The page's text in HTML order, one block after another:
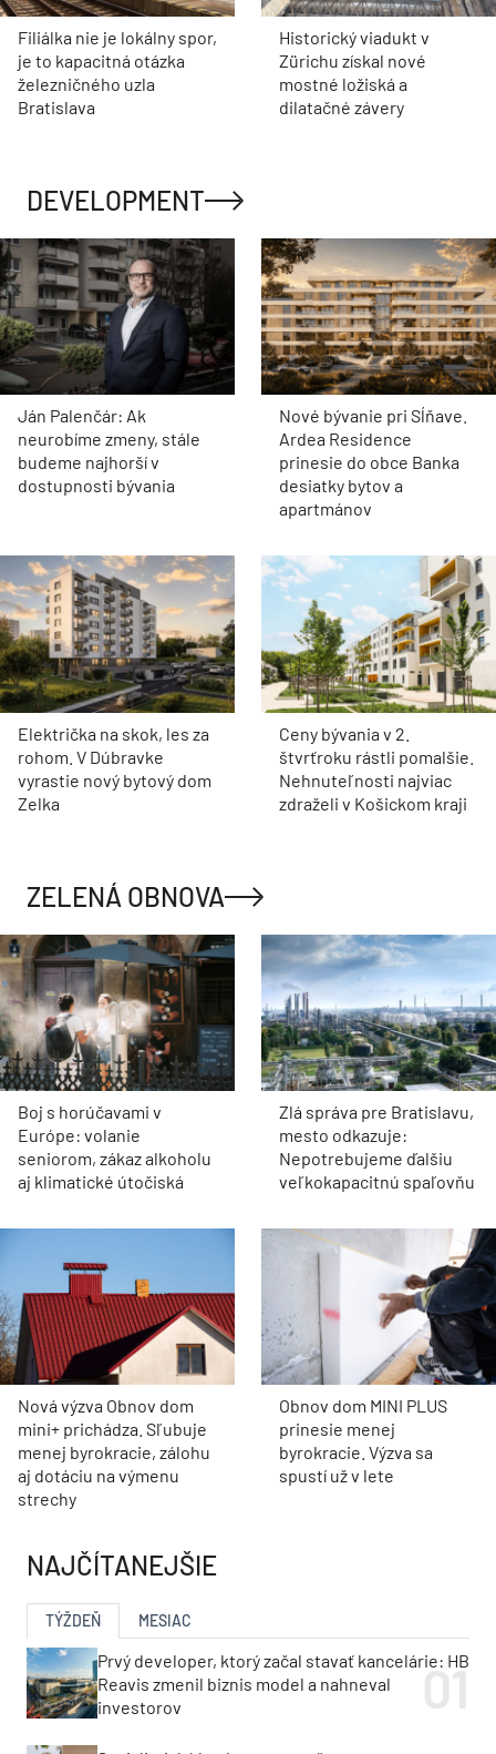
Filiálka nie je lokálny spor,
je to kapacitná otázka
železničného uzla
Bratislava
Historický viadukt v
Zürichu získal nové
mostné ložiská a
dilatačné závery
DEVELOPMENT
Ján Palenčár: Ak
neurobíme zmeny, stále
budeme najhorší v
dostupnosti bývania
Nové bývanie pri Sĺňave.
Ardea Residence
prinesie do obce Banka
desiatky bytov a
apartmánov
Električka na skok, les za
rohom. V Dúbravke
vyrastie nový bytový dom
Zelka
Ceny bývania v 2.
štvrťroku rástli pomalšie.
Nehnuteľnosti najviac
zdraželi v Košickom kraji
ZELENÁ OBNOVA
Boj s horúčavami v
Európe: volanie
seniorom, zákaz alkoholu
aj klimatické útočiská
Zlá správa pre Bratislavu,
mesto odkazuje:
Nepotrebujeme ďalšiu
veľkokapacitnú spaľovňu
Nová výzva Obnov dom
mini+ prichádza. Sľubuje
menej byrokracie, zálohu
aj dotáciu na výmenu
strechy
Obnov dom MINI PLUS
prinesie menej
byrokracie. Výzva sa
spustí už v lete
NAJČÍTANEJŠIE
TÝŽDEŇ MESIAC
Prvý developer, ktorý začal stavať kancelárie: HB
Reavis zmenil biznis model a nahneval
investorov